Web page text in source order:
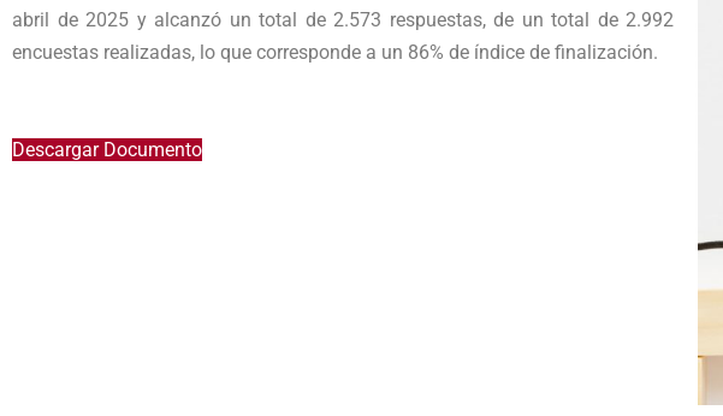
abril de 2025 y alcanzó un total de 2.573 respuestas, de un total de 2.992
encuestas realizadas, lo que corresponde a un 86% de índice de finalización.
Descargar Documento